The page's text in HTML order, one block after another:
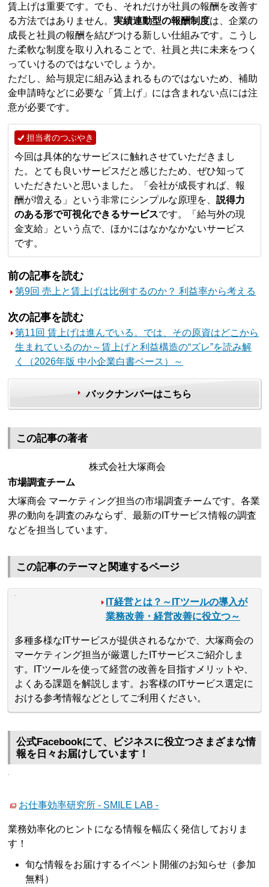
賃上げは重要です。でも、それだけが社員の報酬を改善す
る方法ではありません。実績連動型の報酬制度は、企業の
成長と社員の報酬を結びつける新しい仕組みです。こうし
た柔軟な制度を取り入れることで、社員と共に未来をつく
っていけるのではないでしょうか。
ただし、給与規定に組み込まれるものではないため、補助
金申請時などに必要な「賃上げ」には含まれない点には注
意が必要です。
担当者のつぶやき
今回は具体的なサービスに触れさせていただきまし
た。とても良いサービスだと感じたため、ぜひ知って
いただきたいと思いました。「会社が成長すれば、報
酬が増える」という非常にシンプルな原理を、説得力
のある形で可視化できるサービスです。「給与外の現
金支給」という点で、ほかにはなかなかないサービス
です。
前の記事を読む
第9回 売上と賃上げは比例するのか？ 利益率から考える
次の記事を読む
第11回 賃上げは進んでいる。では、その原資はどこから
生まれているのか～賃上げと利益構造の“ズレ”を読み解
く（2026年版 中小企業白書ベース）～
バックナンバーはこちら
この記事の著者
株式会社大塚商会
市場調査チーム
大塚商会 マーケティング担当の市場調査チームです。各業
界の動向を調査のみならず、最新のITサービス情報の調査
などを担当しています。
この記事のテーマと関連するページ
IT経営とは？～ITツールの導入が
業務改善・経営改善に役立つ～
多種多様なITサービスが提供されるなかで、大塚商会の
マーケティング担当が厳選したITサービスご紹介しま
す。ITツールを使って経営の改善を目指すメリットや、
よくある課題を解説します。お客様のITサービス選定に
おける参考情報などとしてご利用ください。
公式Facebookにて、ビジネスに役立つさまざまな情
報を日々お届けしています！
お仕事効率研究所 - SMILE LAB -
業務効率化のヒントになる情報を幅広く発信しておりま
す！
旬な情報をお届けするイベント開催のお知らせ（参加
無料）